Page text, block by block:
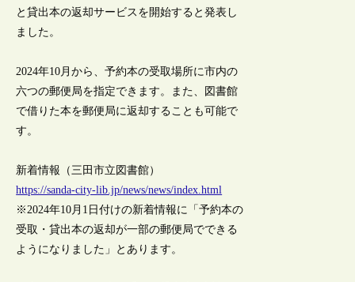
と貸出本の返却サービスを開始すると発表し
ました。
2024年10月から、予約本の受取場所に市内の
六つの郵便局を指定できます。また、図書館
で借りた本を郵便局に返却することも可能で
す。
新着情報（三田市立図書館）
https://sanda-city-lib.jp/news/news/index.html
※2024年10月1日付けの新着情報に「予約本の
受取・貸出本の返却が一部の郵便局でできる
ようになりました」とあります。